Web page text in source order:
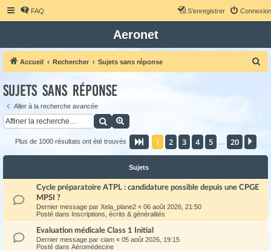
FAQ Connexion
S’enregistrer
Aeronet
Accueil Rechercher Sujets sans réponse
e
Sujets sans réponse
Aller à la recherche avancée
Rechercher
Plus de 1000 résultats ont été trouvés Page 1sur20
1 2 3 4 5 20
Sujets
Cycle préparatoire ATPL : candidature possible depuis une CPGE
MPSI ?
Dernier message par Xela_plane2 « 06 août 2026, 21:50
Posté dans Inscriptions, écrits & généralités
Evaluation médicale Class 1 Initial
Dernier message par ciam « 05 août 2026, 19:15
Posté dans Aéromédecine